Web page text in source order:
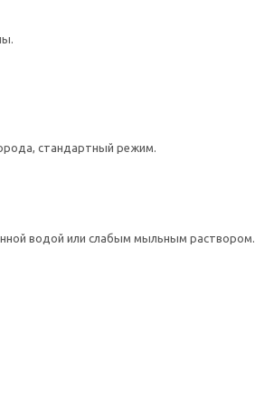
стандартный режим.
водой или слабым мыльным раствором.